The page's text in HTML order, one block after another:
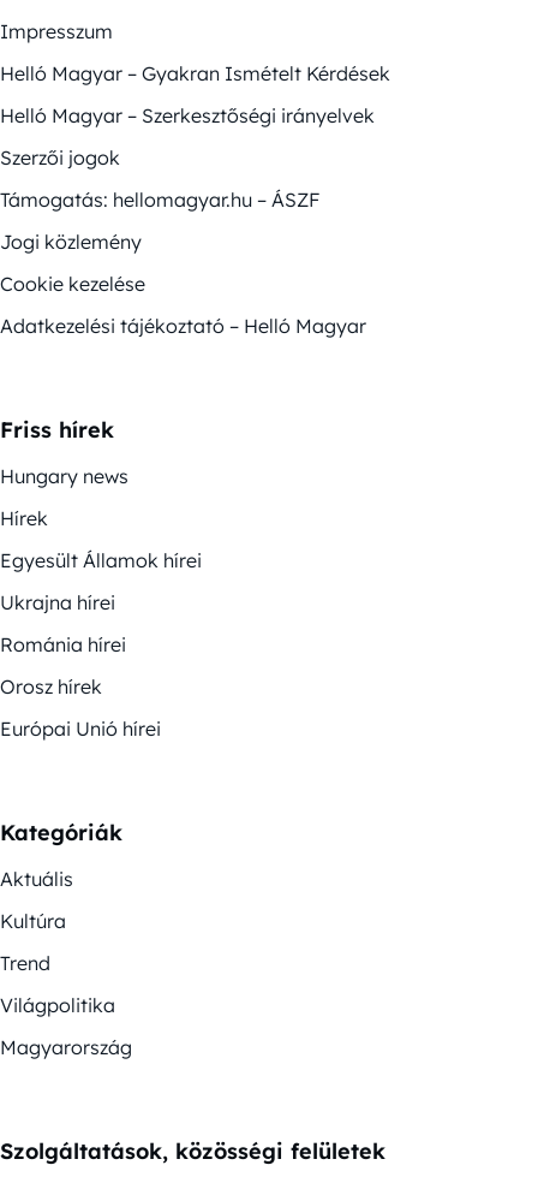
Impresszum
Helló Magyar – Gyakran Ismételt Kérdések
Helló Magyar – Szerkesztőségi irányelvek
Szerzői jogok
Támogatás: hellomagyar.hu – ÁSZF
Jogi közlemény
Cookie kezelése
Adatkezelési tájékoztató – Helló Magyar
Friss hírek
Hungary news
Hírek
Egyesült Államok hírei
Ukrajna hírei
Románia hírei
Orosz hírek
Európai Unió hírei
Kategóriák
Aktuális
Kultúra
Trend
Világpolitika
Magyarország
Szolgáltatások, közösségi felületek